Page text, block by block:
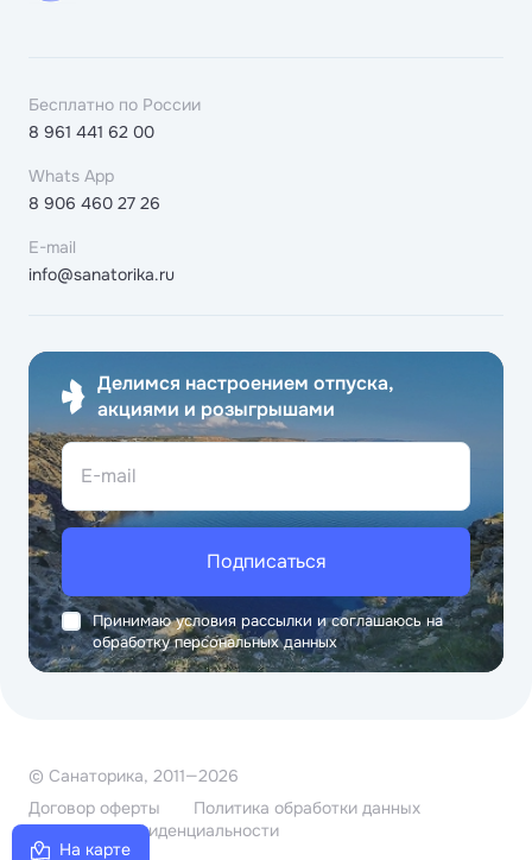
На карте
Бесплатно по России
8 961 441 62 00
Whats App
8 906 460 27 26
E-mail
info@sanatorika.ru
Делимся настроением отпуска,
акциями и розыгрышами
E-mail
Подписаться
Принимаю условия рассылки и соглашаюсь на
обработку персональных данных
© Санаторика, 2011—2026
Договор оферты
Политика обработки данных
Политика конфиденциальности